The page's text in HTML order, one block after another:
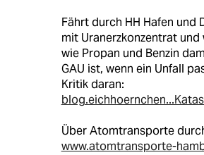
Fährt durch HH Hafen und
mit Uranerzkonzentrat
wie Propan und Benzin
GAU ist, wenn ein Unfall
Kritik daran:
Über Atomtransporte
www.atomtransporte-